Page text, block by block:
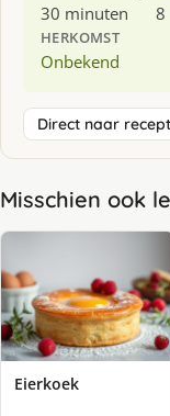
30 minuten 8
HERKOMST
Onbekend
Direct naar
Misschien ook
Eierkoek